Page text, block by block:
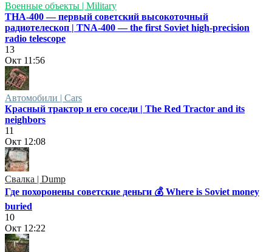
Военные объекты | Military
ТНА-400 — первый советский высокоточный
радиотелескоп | TNA-400 — the first Soviet high-precision
radio telescope
13
Окт 11:56
Автомобили | Cars
Красный трактор и его соседи | The Red Tractor and its
neighbors
11
Окт 12:08
Свалка | Dump
Где похоронены советские деньги 💰 Where is Soviet money
buried
10
Окт 12:22